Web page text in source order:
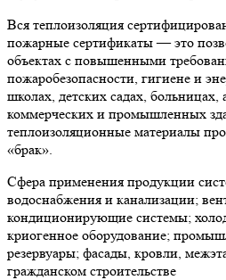
Вся теплоизоляция
пожарные сертификаты — это
объектах с повышенными
пожаробезопасности, гигиене и
школах, детских садах,
коммерческих и промышленных
теплоизоляционные материалы
«брак».
Сфера применения продукции
водоснабжения и канализации;
кондиционирующие системы;
криогенное оборудование;
резервуары; фасады, кровли,
гражданском строительстве